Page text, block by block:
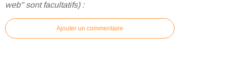
web" sont facultatifs) :
Ajouter un commentaire